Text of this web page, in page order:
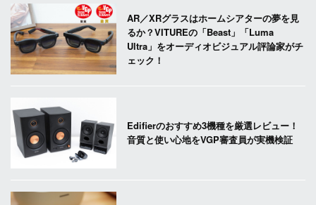
AR／XRグラスはホームシアターの夢を見
るか？VITUREの「Beast」「Luma
Ultra」をオーディオビジュアル評論家がチ
ェック！
Edifierのおすすめ3機種を厳選レビュー！
音質と使い心地をVGP審査員が実機検証